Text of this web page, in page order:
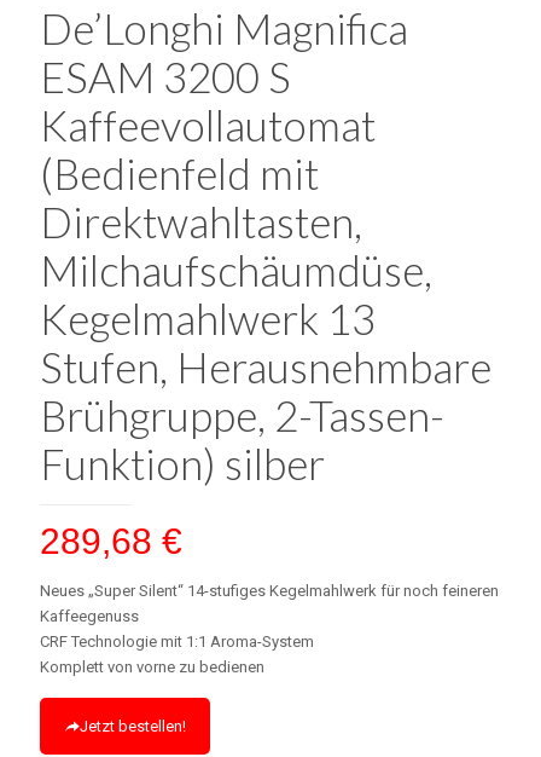
De’Longhi Magnifica
ESAM 3200 S
Kaffeevollautomat
(Bedienfeld mit
Direktwahltasten,
Milchaufschäumdüse,
Kegelmahlwerk 13
Stufen, Herausnehmbare
Brühgruppe, 2-Tassen-
Funktion) silber
289,68 €
Neues „Super Silent“ 14-stufiges Kegelmahlwerk für noch feineren
Kaffeegenuss
CRF Technologie mit 1:1 Aroma-System
Komplett von vorne zu bedienen
Jetzt bestellen!